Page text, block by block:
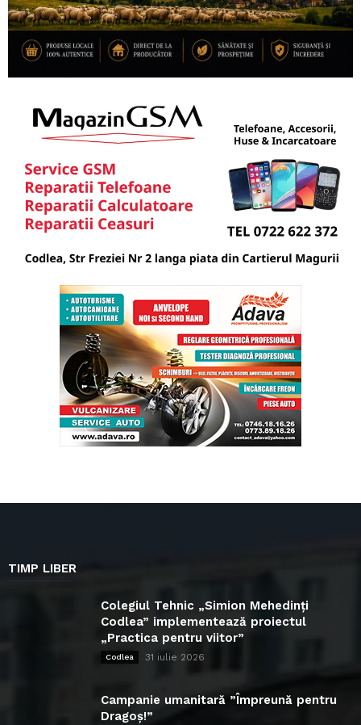
TIMP LIBER
Colegiul Tehnic „Simion Mehedinți
Codlea” implementează proiectul
„Practica pentru viitor”
Codlea 31 iulie 2026
Campanie umanitară ”Împreună pentru
Dragoș!”